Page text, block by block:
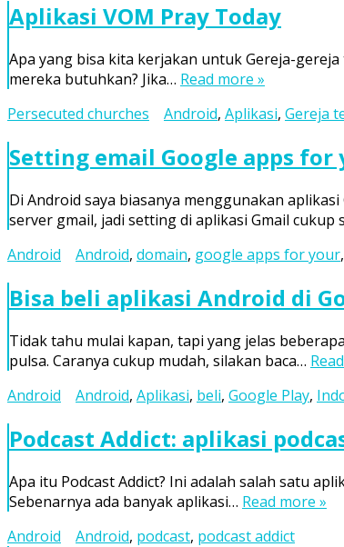
Aplikasi VOM Pray Today
Apa yang bisa kita kerjakan untuk Gereja-
mereka butuhkan? Jika… Read more »
Persecuted churches
Android, Aplikasi, Gereja
Setting email Google apps
Di Android saya biasanya menggunakan
server gmail, jadi setting di aplikasi Gmail cukup
Android
Android, domain, google apps for your,
Bisa beli aplikasi Android di
Tidak tahu mulai kapan, tapi yang jelas
pulsa. Caranya cukup mudah, silakan baca…
Android
Android, Aplikasi, beli, Google Play,
Podcast Addict: aplikasi
Apa itu Podcast Addict? Ini adalah salah satu
Sebenarnya ada banyak aplikasi… Read more »
Android
Android, podcast, podcast addict